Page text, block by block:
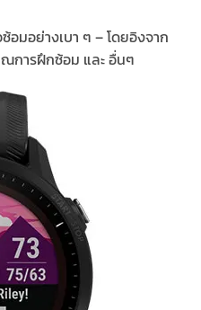
อมอย่างเบา ๆ – โดยอิงจาก
การฝึกซ้อม และ อื่นๆ